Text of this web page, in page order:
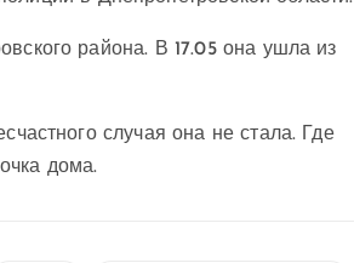
района. В 17.05 она ушла из
случая она не стала. Где
дома.